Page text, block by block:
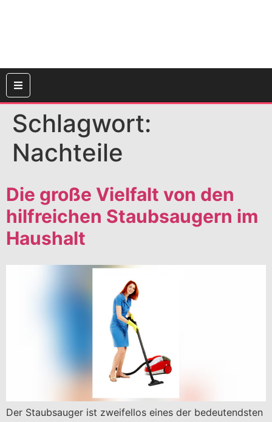
Schlagwort:
Nachteile
Die große Vielfalt von den
hilfreichen Staubsaugern im
Haushalt
Der Staubsauger ist zweifellos eines der bedeutendsten